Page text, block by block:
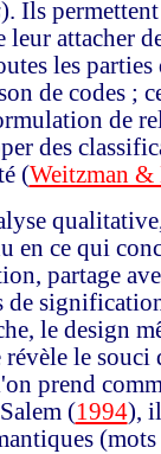
). Ils
leur attacher
les
de codes ;
de
des
(Weitzman
en ce qui
partage
de
le design
révèle le
prend
(1994),